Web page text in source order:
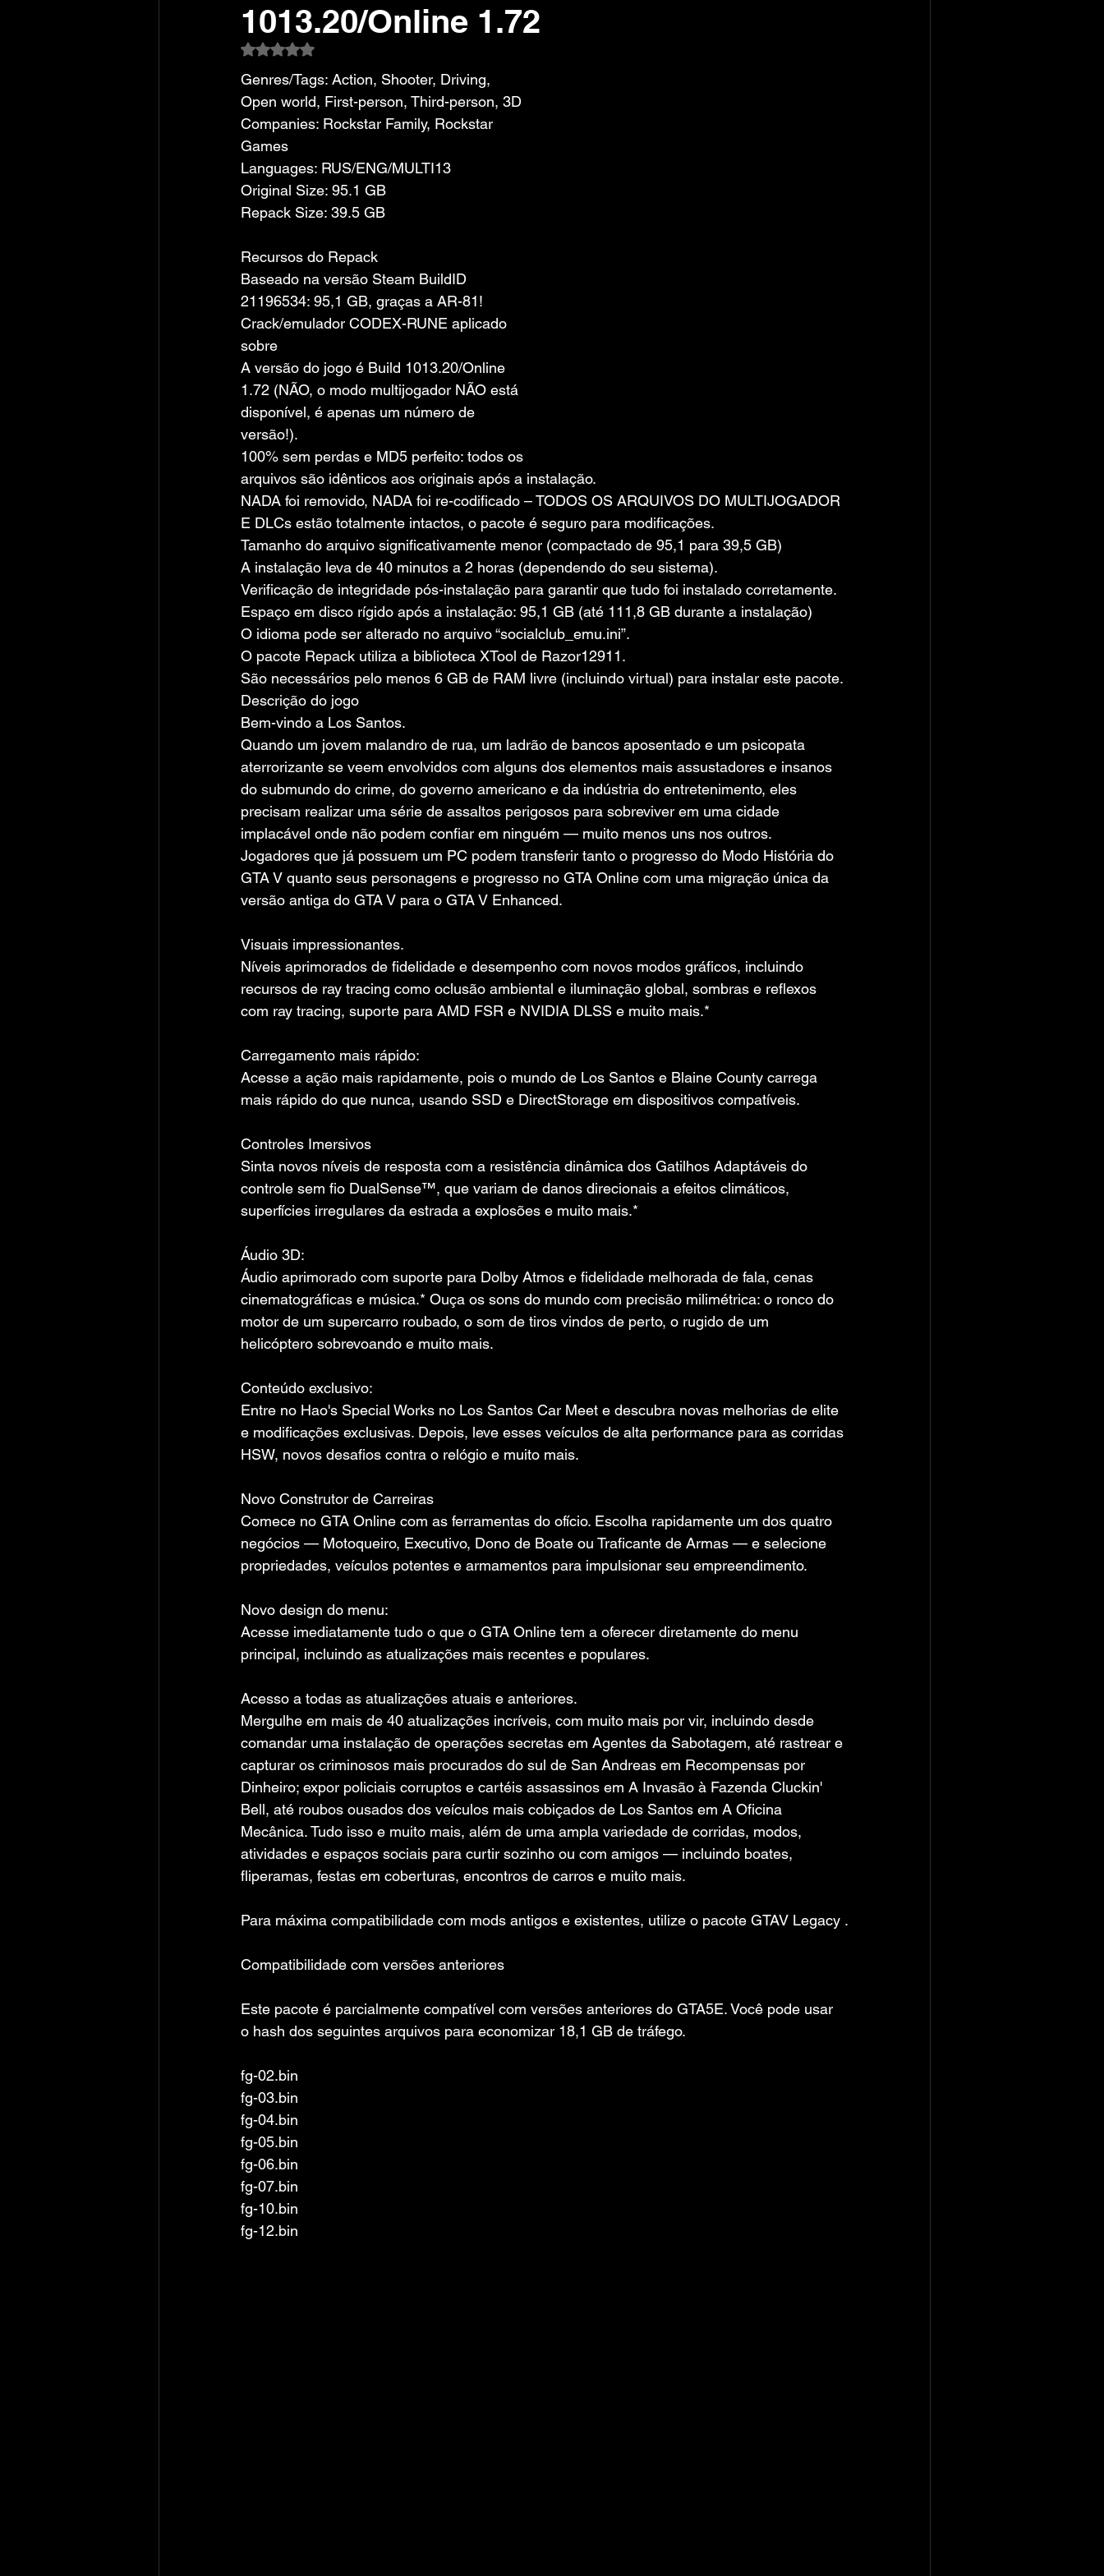
1013.20/Online 1.72
Avaliado com NaN de 5 estrelas.
Genres/Tags: Action, Shooter, Driving,
Open world, First-person, Third-person, 3D
Companies: Rockstar Family, Rockstar
Games
Languages: RUS/ENG/MULTI13
Original Size: 95.1 GB
Repack Size: 39.5 GB
Recursos do Repack
Baseado na versão Steam BuildID
21196534: 95,1 GB, graças a AR-81!
Crack/emulador CODEX-RUNE aplicado
sobre
A versão do jogo é Build 1013.20/Online
1.72 (NÃO, o modo multijogador NÃO está
disponível, é apenas um número de
versão!).
100% sem perdas e MD5 perfeito: todos os
arquivos são idênticos aos originais após a instalação.
NADA foi removido, NADA foi re-codificado – TODOS OS ARQUIVOS DO MULTIJOGADOR
E DLCs estão totalmente intactos, o pacote é seguro para modificações.
Tamanho do arquivo significativamente menor (compactado de 95,1 para 39,5 GB)
A instalação leva de 40 minutos a 2 horas (dependendo do seu sistema).
Verificação de integridade pós-instalação para garantir que tudo foi instalado corretamente.
Espaço em disco rígido após a instalação: 95,1 GB (até 111,8 GB durante a instalação)
O idioma pode ser alterado no arquivo “socialclub_emu.ini”.
O pacote Repack utiliza a biblioteca XTool de Razor12911.
São necessários pelo menos 6 GB de RAM livre (incluindo virtual) para instalar este pacote.
Descrição do jogo
Bem-vindo a Los Santos.
Quando um jovem malandro de rua, um ladrão de bancos aposentado e um psicopata
aterrorizante se veem envolvidos com alguns dos elementos mais assustadores e insanos
do submundo do crime, do governo americano e da indústria do entretenimento, eles
precisam realizar uma série de assaltos perigosos para sobreviver em uma cidade
implacável onde não podem confiar em ninguém — muito menos uns nos outros.
Jogadores que já possuem um PC podem transferir tanto o progresso do Modo História do
GTA V quanto seus personagens e progresso no GTA Online com uma migração única da
versão antiga do GTA V para o GTA V Enhanced.
Visuais impressionantes.
Níveis aprimorados de fidelidade e desempenho com novos modos gráficos, incluindo
recursos de ray tracing como oclusão ambiental e iluminação global, sombras e reflexos
com ray tracing, suporte para AMD FSR e NVIDIA DLSS e muito mais.*
Carregamento mais rápido:
Acesse a ação mais rapidamente, pois o mundo de Los Santos e Blaine County carrega
mais rápido do que nunca, usando SSD e DirectStorage em dispositivos compatíveis.
Controles Imersivos
Sinta novos níveis de resposta com a resistência dinâmica dos Gatilhos Adaptáveis ​​do
controle sem fio DualSense™, que variam de danos direcionais a efeitos climáticos,
superfícies irregulares da estrada a explosões e muito mais.*
Áudio 3D:
Áudio aprimorado com suporte para Dolby Atmos e fidelidade melhorada de fala, cenas
cinematográficas e música.* Ouça os sons do mundo com precisão milimétrica: o ronco do
motor de um supercarro roubado, o som de tiros vindos de perto, o rugido de um
helicóptero sobrevoando e muito mais.
Conteúdo exclusivo:
Entre no Hao's Special Works no Los Santos Car Meet e descubra novas melhorias de elite
e modificações exclusivas. Depois, leve esses veículos de alta performance para as corridas
HSW, novos desafios contra o relógio e muito mais.
Novo Construtor de Carreiras
Comece no GTA Online com as ferramentas do ofício. Escolha rapidamente um dos quatro
negócios — Motoqueiro, Executivo, Dono de Boate ou Traficante de Armas — e selecione
propriedades, veículos potentes e armamentos para impulsionar seu empreendimento.
Novo design do menu:
Acesse imediatamente tudo o que o GTA Online tem a oferecer diretamente do menu
principal, incluindo as atualizações mais recentes e populares.
Acesso a todas as atualizações atuais e anteriores.
Mergulhe em mais de 40 atualizações incríveis, com muito mais por vir, incluindo desde
comandar uma instalação de operações secretas em Agentes da Sabotagem, até rastrear e
capturar os criminosos mais procurados do sul de San Andreas em Recompensas por
Dinheiro; expor policiais corruptos e cartéis assassinos em A Invasão à Fazenda Cluckin'
Bell, até roubos ousados ​​dos veículos mais cobiçados de Los Santos em A Oficina
Mecânica. Tudo isso e muito mais, além de uma ampla variedade de corridas, modos,
atividades e espaços sociais para curtir sozinho ou com amigos — incluindo boates,
fliperamas, festas em coberturas, encontros de carros e muito mais.
Para máxima compatibilidade com mods antigos e existentes, utilize o pacote GTAV Legacy .
Compatibilidade com versões anteriores
Este pacote é parcialmente compatível com versões anteriores do GTA5E. Você pode usar
o hash dos seguintes arquivos para economizar 18,1 GB de tráfego.
fg-02.bin
fg-03.bin
fg-04.bin
fg-05.bin
fg-06.bin
fg-07.bin
fg-10.bin
fg-12.bin